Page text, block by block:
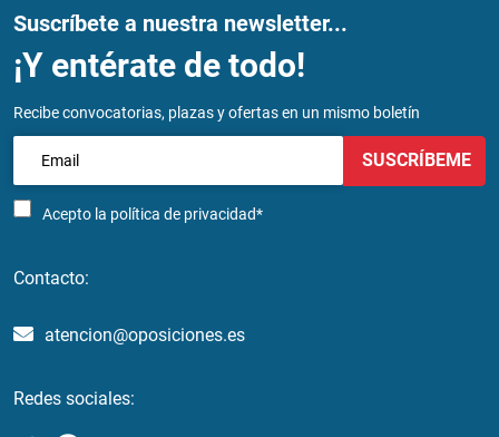
Suscríbete a nuestra newsletter...
¡Y entérate de todo!
Recibe convocatorias, plazas y ofertas en un mismo boletín
Acepto la política de privacidad*
SUSCRÍBEME
Contacto:
atencion@oposiciones.es
Redes sociales: